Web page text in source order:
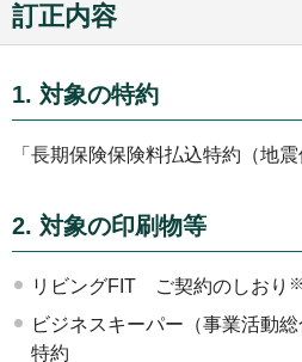
訂正内容
1. 対象の特約
「長期保険保険料払込特約（地震
2. 対象の印刷物等
リビングFIT ご契約のしおり ※
ビジネスキーパー（事業活動
特約